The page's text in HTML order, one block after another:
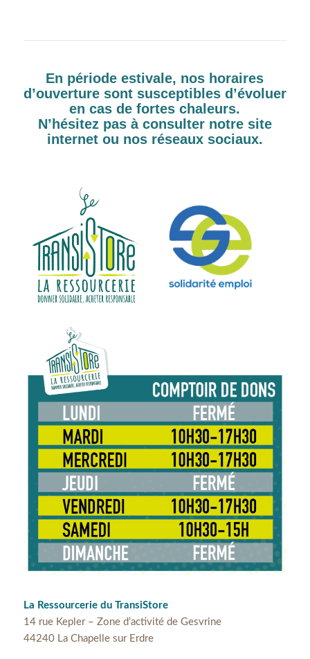
En période estivale, nos horaires
d’ouverture sont susceptibles d’évoluer
en cas de fortes chaleurs.
N’hésitez pas à consulter notre site
internet ou nos réseaux sociaux.
La Ressourcerie du TransiStore
14 rue Kepler – Zone d’activité de Gesvrine
44240 La Chapelle sur Erdre